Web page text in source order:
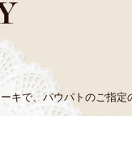
キで、パウパトのご指